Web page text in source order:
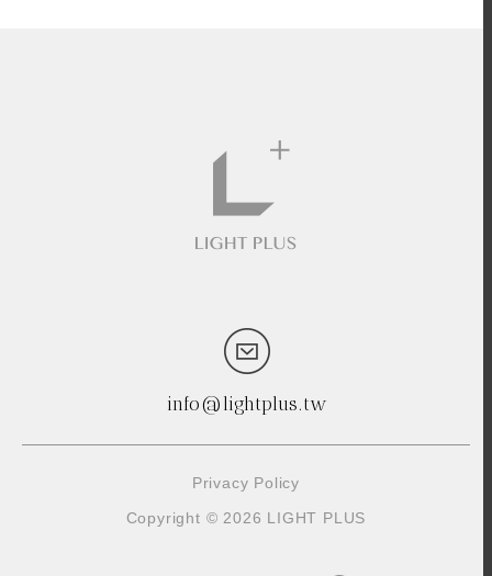
info@lightplus.tw
Privacy Policy
Copyright © 2026 LIGHT PLUS